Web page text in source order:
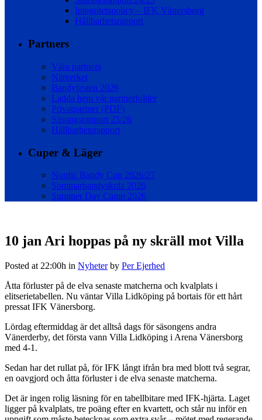
Integritetspolicy – IFK Vänersborg
Hållbarhetsrapport
Partners
Våra partners
Nätverket
Bandyfesten 2026
Ladda hem vår partnerfolder
Privatpartner (PDF)
Säsongsrapport 25/26
Hållbarhetsrapport
Cuper & Läger
Nordic Bandy Cup 2026/27
Sommarbandyskola 2026
Summer Day Camp 2026
10 jan Ari hoppas på ny skräll mot Villa
Posted at 22:00h in Nyheter by Per Ejerhed
Åtta förluster på de elva senaste matcherna och kvalplats i
elitserietabellen. Nu väntar Villa Lidköping på bortais för ett hårt
pressat IFK Vänersborg.
Lördag eftermiddag är det alltså dags för säsongens andra
Vänerderby, det första vann Villa Lidköping i Arena Vänersborg
med 4-1.
Sedan har det rullat på, för IFK långt ifrån bra med blott två segrar,
en oavgjord och åtta förluster i de elva senaste matcherna.
Det är ingen rolig läsning för en tabellbitare med IFK-hjärta. Laget
ligger på kvalplats, tre poäng efter en kvartett, och står nu inför en